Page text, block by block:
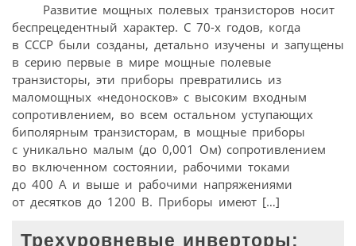
Развитие мощных полевых транзисторов носит
беспрецедентный характер. С 70-х годов, когда
в СССР были созданы, детально изучены и запущены
в серию первые в мире мощные полевые
транзисторы, эти приборы превратились из
маломощных «недоносков» с высоким входным
сопротивлением, во всем остальном уступающих
биполярным транзисторам, в мощные приборы
с уникально малым (до 0,001 Ом) сопротивлением
во включенном состоянии, рабочими токами
до 400 А и выше и рабочими напряжениями
от десятков до 1200 В. Приборы имеют […]
Трехуровневые инверторы: